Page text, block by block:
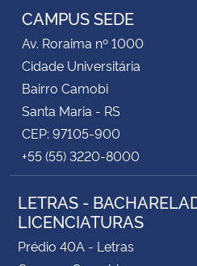
CAMPUS SEDE
Av. Roraima nº 1000
Cidade Universitária
Bairro Camobi
Santa Maria - RS
CEP: 97105-900
+55 (55) 3220-8000
LETRAS -
LICENCIATURAS
Prédio 40A - Letras